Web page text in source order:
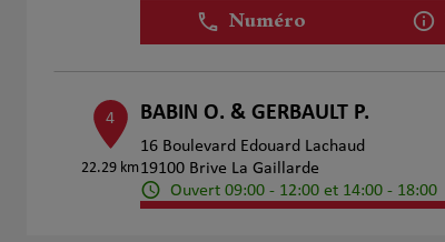
Numéro
4
22.29 km
BABIN O. & GERBAULT P.
16 Boulevard Edouard Lachaud
19100 Brive La Gaillarde
Ouvert 09:00 - 12:00 et 14:00 - 18:00